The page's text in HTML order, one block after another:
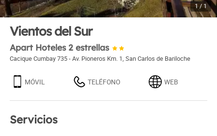
1 / 1
Vientos del Sur
Apart Hoteles 2 estrellas
Cacique Cumbay 735 - Av. Pioneros Km. 1, San Carlos de Bariloche
MÓVIL TELÉFONO WEB
Servicios